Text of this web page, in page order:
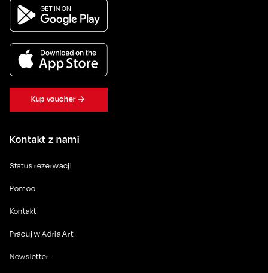
Kontakt z nami
Status rezerwacji
Pomoc
Kontakt
Pracuj w Adria Art
Newsletter
Kup voucher